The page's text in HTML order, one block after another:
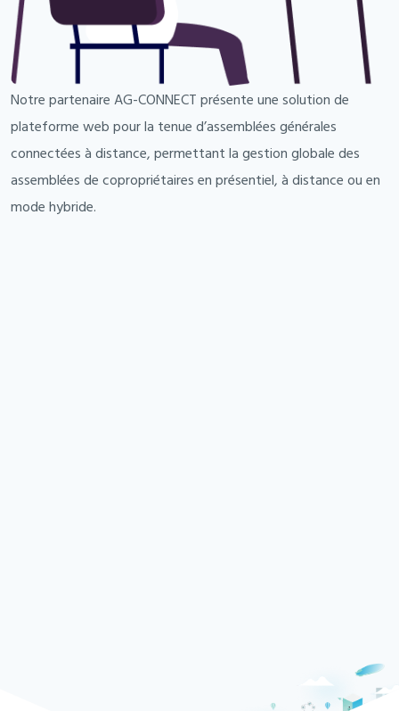
Notre partenaire AG-CONNECT présente une solution de
plateforme web pour la tenue d’assemblées générales
connectées à distance, permettant la gestion globale des
assemblées de copropriétaires en présentiel, à distance ou en
mode hybride.